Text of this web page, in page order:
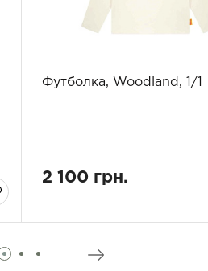
Футболка, Woodland, 1/1
2 100 грн.